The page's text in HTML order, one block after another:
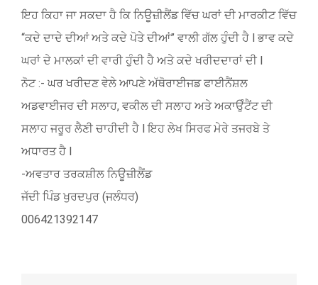
ਇਹ ਕਿਹਾ ਜਾ ਸਕਦਾ ਹੈ ਕਿ ਨਿਊਜ਼ੀਲੈਂਡ ਵਿੱਚ ਘਰਾਂ ਦੀ ਮਾਰਕੀਟ ਵਿੱਚ
“ਕਦੇ ਦਾਦੇ ਦੀਆਂ ਅਤੇ ਕਦੇ ਪੋਤੇ ਦੀਆਂ” ਵਾਲੀ ਗੱਲ ਹੁੰਦੀ ਹੈ l ਭਾਵ ਕਦੇ
ਘਰਾਂ ਦੇ ਮਾਲਕਾਂ ਦੀ ਵਾਰੀ ਹੁੰਦੀ ਹੈ ਅਤੇ ਕਦੇ ਖਰੀਦਦਾਰਾਂ ਦੀ l
ਨੋਟ :- ਘਰ ਖਰੀਦਣ ਵੇਲੇ ਆਪਣੇ ਅੱਥੋਰਾਈਜਡ ਫਾਈਨੈਂਸ਼ਲ
ਅਡਵਾਈਜਰ ਦੀ ਸਲਾਹ, ਵਕੀਲ ਦੀ ਸਲਾਹ ਅਤੇ ਅਕਾਉੰਟੈਂਟ ਦੀ
ਸਲਾਹ ਜਰੂਰ ਲੈਣੀ ਚਾਹੀਦੀ ਹੈ l ਇਹ ਲੇਖ ਸਿਰਫ ਮੇਰੇ ਤਜਰਬੇ ਤੇ
ਅਧਾਰਤ ਹੈ l
-ਅਵਤਾਰ ਤਰਕਸ਼ੀਲ ਨਿਊਜ਼ੀਲੈਂਡ
ਜੱਦੀ ਪਿੰਡ ਖੁਰਦਪੁਰ (ਜਲੰਧਰ)
006421392147